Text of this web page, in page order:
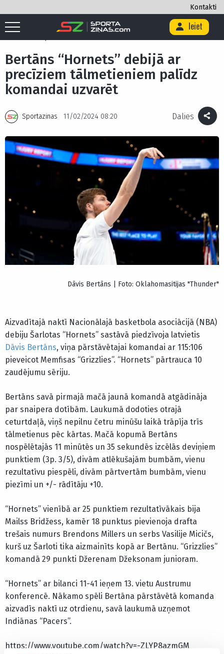
Kontakti
Ieiet
Sākums Basketbols / Bertāns “Hornets” debijā ar precīziem
Bertāns “Hornets” debijā ar
precīziem tālmetieniem palīdz
komandai uzvarēt
Sportazinas 11/02/2024 08:20 Dalies
Dāvis Bertāns | Foto: Oklahomasitijas "Thunder"
Aizvadītajā naktī Nacionālajā basketbola asociācijā (NBA)
debiju Šarlotas “Hornets” sastāvā piedzīvoja latvietis
Dāvis Bertāns, viņa pārstāvētajai komandai ar 115:106
pieveicot Memfisas “Grizzlies”. “Hornets” pārtrauca 10
zaudējumu sēriju.
Bertāns savā pirmajā mačā jaunā komandā atgādināja
par snaipera dotībām. Laukumā dodoties otrajā
ceturtdaļā, viņš nepilnu četru minūšu laikā trāpīja trīs
tālmetienus pēc kārtas. Mačā kopumā Bertāns
nospēlētajās 11 minūtēs un 35 sekundēs izcēlās deviņiem
punktiem (3p. 3/5), divām atlēkušajām bumbām, vienu
rezultatīvu piespēli, divām pārtvertām bumbām, vienu
piezīmi un +/- rādītāju +10.
“Hornets” vienībā ar 25 punktiem rezultatīvākais bija
Mailss Bridžess, kamēr 18 punktus pievienoja drafta
trešais numurs Brendons Millers un serbs Vasilije Micičs,
kurš uz Šarloti tika aizmainīts kopā ar Bertānu. “Grizzlies”
komandā 29 punkti Džerenam Džeksonam junioram.
“Hornets” ar bilanci 11-41 ieņem 13. vietu Austrumu
konferencē. Nākamo spēli Bertāna pārstāvētā komanda
aizvadīs naktī uz otrdienu, savā laukumā uzņemot
Indiānas “Pacers”.
https://www.youtube.com/watch?v=-ZLYP8azmGM